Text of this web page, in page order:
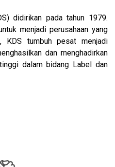
didirikan pada tahun 1979.
menjadi perusahaan yang
KDS tumbuh pesat menjadi
dan menghadirkan
dalam bidang Label dan